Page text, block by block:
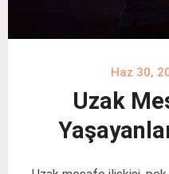
Haz 30,
Uzak